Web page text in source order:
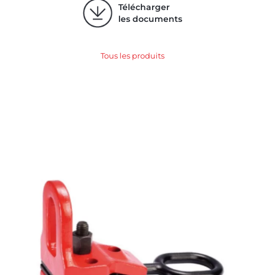
Télécharger
les documents
Tous les produits